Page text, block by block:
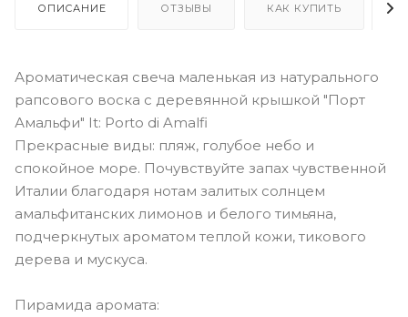
ОПИСАНИЕ ОТЗЫВЫ КАК КУПИТЬ
Ароматическая свеча маленькая из натурального
рапсового воска с деревянной крышкой "Порт
Амальфи" It: Porto di Amalfi
Прекрасные виды: пляж, голубое небо и
спокойное море. Почувствуйте запах чувственной
Италии благодаря нотам залитых солнцем
амальфитанских лимонов и белого тимьяна,
подчеркнутых ароматом теплой кожи, тикового
дерева и мускуса.
Пирамида аромата: